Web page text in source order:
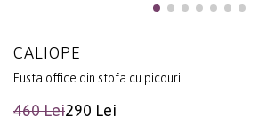
CALIOPE
Fusta office din stofa cu picouri
460 Lei290 Lei